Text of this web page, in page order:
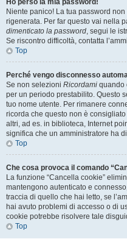
Ho perso la mia password!
Niente panico! La tua password
rigenerata. Per far questo vai nella
dimenticato la password, segui le
Se riscontro difficoltà, contatta
Top
Perché vengo disconnesso
Se non selezioni Ricordami quando
per un periodo prestabilito. Questo
tuo nome utente. Per rimanere
ricorda che questo non è
altri, ad es. in biblioteca, Internet
significa che un amministratore ha
Top
Che cosa provoca il comando
La funzione “Cancella cookie”
mantengono autenticato e
traccia di quello che hai letto, se
hai avuto problemi di accesso o di
cookie potrebbe risolvere tale
Top